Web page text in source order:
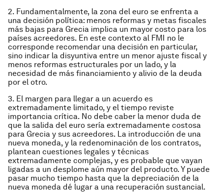
2. Fundamentalmente, la zona del euro se enfrenta a
una decisión política: menos reformas y metas fiscales
más bajas para Grecia implica un mayor costo para los
países acreedores. En este contexto al FMI no le
corresponde recomendar una decisión en particular,
sino indicar la disyuntiva entre un menor ajuste fiscal y
menos reformas estructurales por un lado, y la
necesidad de más financiamiento y alivio de la deuda
por el otro.
3. El margen para llegar a un acuerdo es
extremadamente limitado, y el tiempo reviste
importancia crítica. No debe caber la menor duda de
que la salida del euro sería extremadamente costosa
para Grecia y sus acreedores. La introducción de una
nueva moneda, y la redenominación de los contratos,
plantean cuestiones legales y técnicas
extremadamente complejas, y es probable que vayan
ligadas a un desplome aún mayor del producto. Y puede
pasar mucho tiempo hasta que la depreciación de la
nueva moneda dé lugar a una recuperación sustancial.